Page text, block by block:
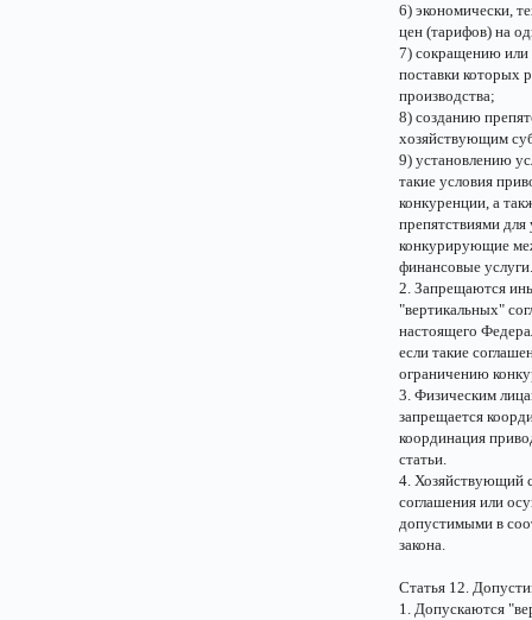
6) экономически,
цен (тарифов) на
7) сокращению или
поставки которых
производства;
8) созданию
хозяйствующим
9) установлению
такие условия
конкуренции, а
препятствиями
конкурирующие
финансовые услуги.
2. Запрещаются
"вертикальных"
настоящего
если такие
ограничению
3. Физическим
запрещается
координация
статьи.
4. Хозяйствующий
соглашения или
допустимыми в
закона.
Статья 12.
1. Допускаются